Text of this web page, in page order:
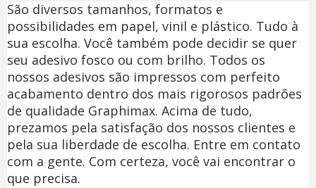
São diversos tamanhos, formatos e
possibilidades em papel, vinil e plástico. Tudo à
sua escolha. Você também pode decidir se quer
seu adesivo fosco ou com brilho. Todos os
nossos adesivos são impressos com perfeito
acabamento dentro dos mais rigorosos padrões
de qualidade Graphimax. Acima de tudo,
prezamos pela satisfação dos nossos clientes e
pela sua liberdade de escolha. Entre em contato
com a gente. Com certeza, você vai encontrar o
que precisa.